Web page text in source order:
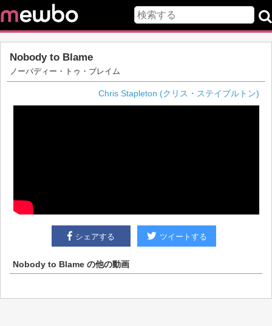
Nobody to Blame
ノーバディー・トゥ・ブレイム
Chris Stapleton (クリス・ステイプルトン)
シェアする ツイートする
Nobody to Blame の他の動画